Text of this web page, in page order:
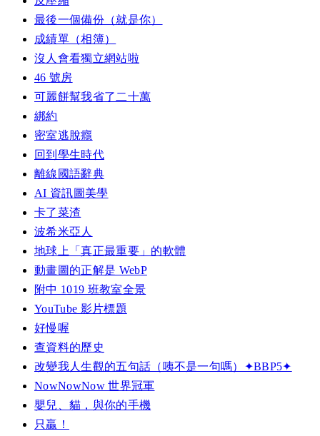
最後一個備份（就是你）
成績單（相簿）
沒人會看獨立網站啦
46 號房
可麗餅幫我省了二十萬
綁約
密室逃脫癮
回到學生時代
離線國語辭典
AI 資訊圖美學
卡了菜渣
波希米亞人
地球上「真正最重要」的軟體
動畫圖的正解是 WebP
附中 1019 班教室全景
YouTube 影片標題
好慢喔
查資料的歷史
改變我人生觀的五句話（咦不是一句嗎）✦BBP5✦
NowNowNow 世界冠軍
嬰兒、貓，與你的手機
只贏！